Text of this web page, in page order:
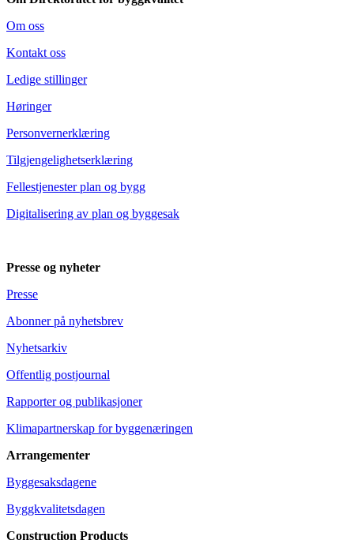
Om oss
Kontakt oss
Ledige stillinger
Høringer
Personvernerklæring
Tilgjengelighetserklæring
Fellestjenester plan og bygg
Digitalisering av plan og byggesak
Presse og nyheter
Presse
Abonner på nyhetsbrev
Nyhetsarkiv
Offentlig postjournal
Rapporter og publikasjoner
Klimapartnerskap for byggenæringen
Arrangementer
Byggesaksdagene
Byggkvalitetsdagen
Construction Products